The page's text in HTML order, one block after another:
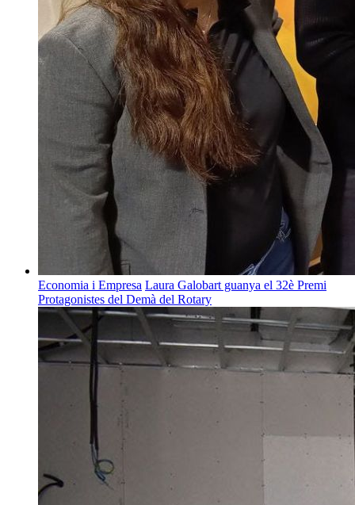
Economia i Empresa Laura Galobart guanya el 32è Premi
Protagonistes del Demà del Rotary